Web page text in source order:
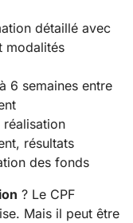
détaillé avec
modalités
6 semaines entre
réalisation
résultats
des fonds
? Le CPF
Mais il peut être